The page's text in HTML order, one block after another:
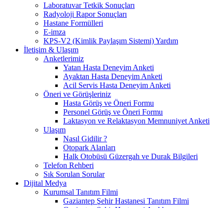
Laboratuvar Tetkik Sonuçları
Radyoloji Rapor Sonuçları
Hastane Formülleri
E-imza
KPS-V2 (Kimlik Paylaşım Sistemi) Yardım
İletişim & Ulaşım
Anketlerimiz
Yatan Hasta Deneyim Anketi
Ayaktan Hasta Deneyim Anketi
Acil Servis Hasta Deneyim Anketi
Öneri ve Görüşleriniz
Hasta Görüş ve Öneri Formu
Personel Görüş ve Öneri Formu
Laktasyon ve Relaktasyon Memnuniyet Anketi
Ulaşım
Nasıl Gidilir ?
Otopark Alanları
Halk Otobüsü Güzergah ve Durak Bilgileri
Telefon Rehberi
Sık Sorulan Sorular
Dijital Medya
Kurumsal Tanıtım Filmi
Gaziantep Şehir Hastanesi Tanıtım Filmi